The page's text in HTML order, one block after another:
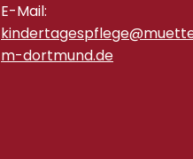
E-Mail:
m-dortmund.de